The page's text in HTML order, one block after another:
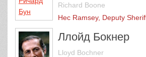
Richard Boone
Hec Ramsey, Deputy
Ллойд Бокнер
Lloyd Bochner